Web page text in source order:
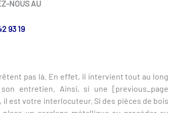
NOUS AU
93 19
pas là. En effet, il intervient tout au long
entretien. Ainsi, si une [previous_page
il est votre interlocuteur. Si des pièces de bois